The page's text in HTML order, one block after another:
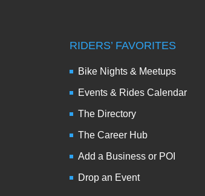
RIDERS’ FAVORITES
Bike Nights & Meetups
Events & Rides Calendar
The Directory
The Career Hub
Add a Business or POI
Drop an Event